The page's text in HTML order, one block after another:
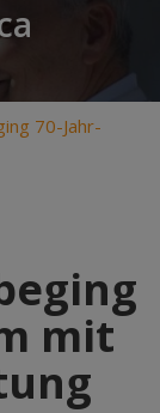
70-Jahr-
mit